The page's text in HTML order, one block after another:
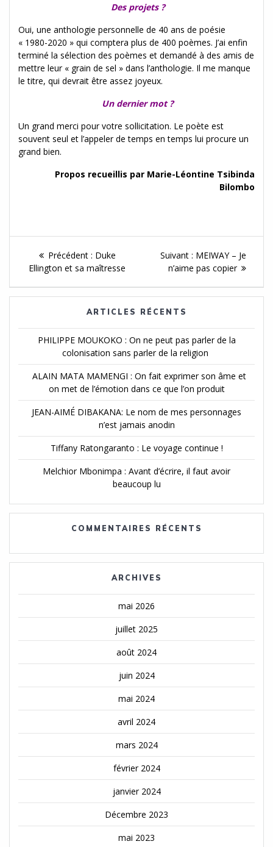
Des projets ?
Oui, une anthologie personnelle de 40 ans de poésie
« 1980-2020 » qui comptera plus de 400 poèmes. J’ai enfin
terminé la sélection des poèmes et demandé à des amis de
mettre leur « grain de sel » dans l’anthologie. Il me manque
le titre, qui devrait être assez joyeux.
Un dernier mot ?
Un grand merci pour votre sollicitation. Le poète est
souvent seul et l’appeler de temps en temps lui procure un
grand bien.
Propos recueillis par Marie-Léontine Tsibinda
Bilombo
Navigation
de
l'article
Précédent : Article
précédent :
Duke
Ellington et sa maîtresse
Suivant : Article
Suivant :
MEIWAY – Je
n’aime pas copier
ARTICLES RÉCENTS
PHILIPPE MOUKOKO : On ne peut pas parler de la
colonisation sans parler de la religion
ALAIN MATA MAMENGI : On fait exprimer son âme et
on met de l’émotion dans ce que l’on produit
JEAN-AIMÉ DIBAKANA: Le nom de mes personnages
n’est jamais anodin
Tiffany Ratongaranto : Le voyage continue !
Melchior Mbonimpa : Avant d’écrire, il faut avoir
beaucoup lu
COMMENTAIRES RÉCENTS
ARCHIVES
mai 2026
juillet 2025
août 2024
juin 2024
mai 2024
avril 2024
mars 2024
février 2024
janvier 2024
Décembre 2023
mai 2023